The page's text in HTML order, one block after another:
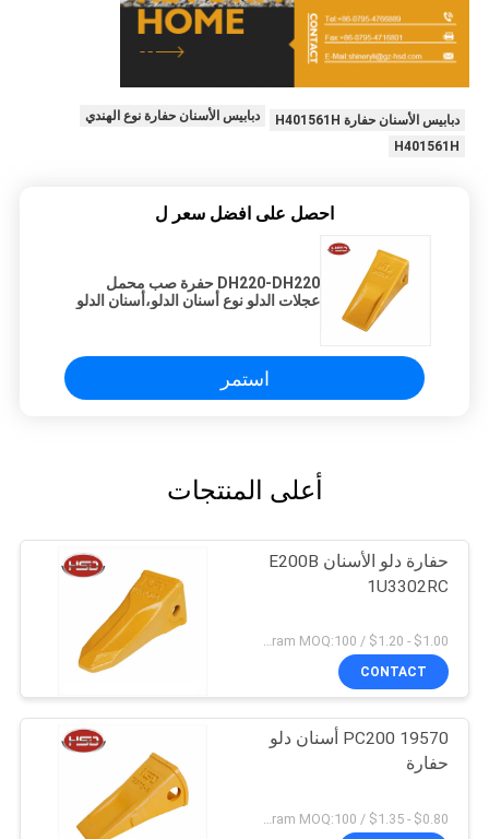
دبابيس الأسنان حفارة H401561H
دبابيس الأسنان حفارة نوع الهندي
H401561H
احصل على افضل سعر ل
DH220-DH220 حفرة صب محمل
عجلات الدلو نوع أسنان الدلو،أسنان الدلو
استمر
أعلى المنتجات
حفارة دلو الأسنان E200B
1U3302RC
$1.00 - $1.20 / Kilogram MOQ:100 كيلوغرام / كيلوغرام
CONTACT
PC200 19570 أسنان دلو
حفارة